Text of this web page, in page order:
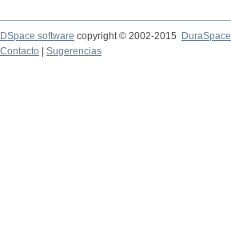
DSpace software copyright © 2002-2015
DuraSpace
Contacto
Sugerencias